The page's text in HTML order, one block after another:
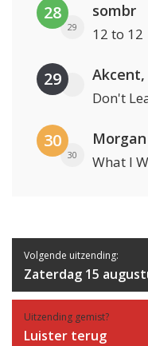
28
29
sombr
12 to 12
29
Don't
30
30 What I
Volgende uitzending:
Zaterdag 15
Uitzending gemist?
Luister terug